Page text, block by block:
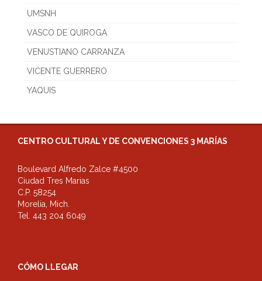
UMSNH
VASCO DE QUIROGA
VENUSTIANO CARRANZA
VICENTE GUERRERO
YAQUIS
CENTRO CULTURAL Y DE CONVENCIONES 3 MARÍAS
Boulevard Alfredo Zalce #4500
Ciudad Tres Marias
C.P. 58254
Morelia, Mich.
Tel. 443 204 6049
CÓMO LLEGAR